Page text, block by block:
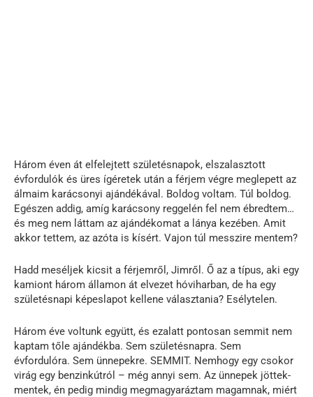
Három éven át elfelejtett születésnapok, elszalasztott
évfordulók és üres ígéretek után a férjem végre meglepett az
álmaim karácsonyi ajándékával. Boldog voltam. Túl boldog.
Egészen addig, amíg karácsony reggelén fel nem ébredtem…
és meg nem láttam az ajándékomat a lánya kezében. Amit
akkor tettem, az azóta is kísért. Vajon túl messzire mentem?
Hadd meséljek kicsit a férjemről, Jimről. Ő az a típus, aki egy
kamiont három államon át elvezet hóviharban, de ha egy
születésnapi képeslapot kellene választania? Esélytelen.
Három éve voltunk együtt, és ezalatt pontosan semmit nem
kaptam tőle ajándékba. Sem születésnapra. Sem
évfordulóra. Sem ünnepekre. SEMMIT. Nemhogy egy csokor
virág egy benzinkútról – még annyi sem. Az ünnepek jöttek-
mentek, én pedig mindig megmagyaráztam magamnak, miért